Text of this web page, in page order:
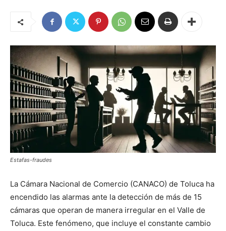
Estafas-fraudes
La Cámara Nacional de Comercio (CANACO) de Toluca ha
encendido las alarmas ante la detección de más de 15
cámaras que operan de manera irregular en el Valle de
Toluca. Este fenómeno, que incluye el constante cambio